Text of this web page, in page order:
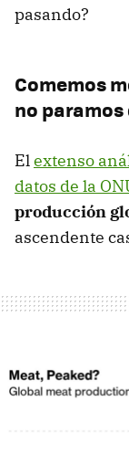
pasando?
Comemos
no
Elextenso
datos de la
producción
ascendente